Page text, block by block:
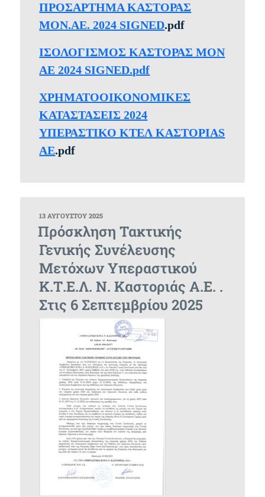
ΠΡΟΣΑΡΤΗΜΑ ΚΑΣΤΟΡΑΣ
ΜΟΝ.ΑΕ. 2024 SIGNED.pdf
ΙΣΟΛΟΓΙΣΜΟΣ ΚΑΣΤΟΡΑΣ ΜΟΝ
ΑΕ 2024 SIGNED.pdf
XPΗΜΑΤΟΟΙΚΟΝΟΜΙΚΕΣ
ΚΑΤΑΣΤΑΣΕΙΣ 2024
ΥΠΕΡΑΣΤΙΚΟ ΚΤΕΛ ΚΑΣΤΟΡΙΑS
AE.pdf
ΔΗΜΟΣΙΕΎΤΗΚΕ
ΣΤΙΣ
13 ΑΥΓΟΎΣΤΟΥ 2025
Πρόσκληση Τακτικής
Γενικής Συνέλευσης
Μετόχων Υπεραστικού
Κ.Τ.Ε.Λ. Ν. Καστοριάς Α.Ε. .
Στις 6 Σεπτεμβρίου 2025